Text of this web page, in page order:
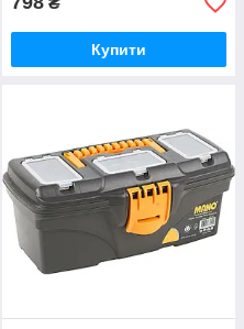
Купити